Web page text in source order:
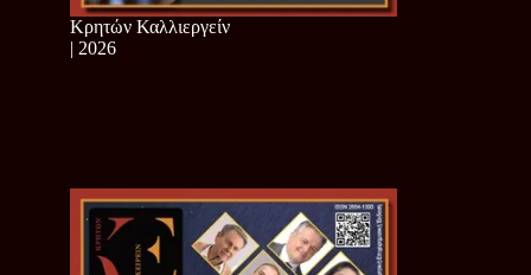
Κρητών Καλλιεργείν
| 2026